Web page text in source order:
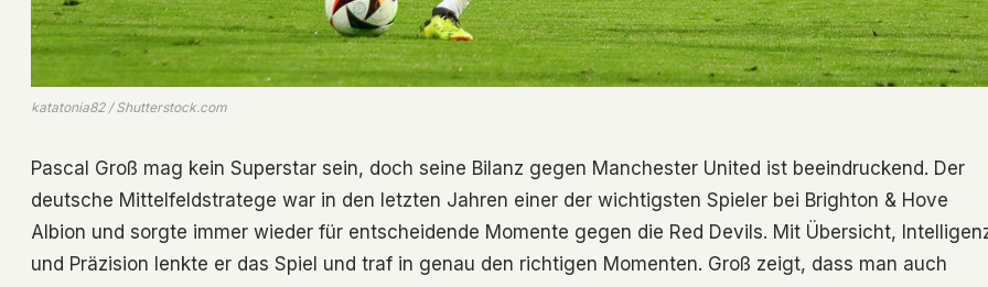
katatonia82 / Shutterstock.com
Pascal Groß mag kein Superstar sein, doch seine Bilanz gegen Manchester United ist beeindruckend. Der
deutsche Mittelfeldstratege war in den letzten Jahren einer der wichtigsten Spieler bei Brighton & Hove
Albion und sorgte immer wieder für entscheidende Momente gegen die Red Devils. Mit Übersicht,
und Präzision lenkte er das Spiel und traf in genau den richtigen Momenten. Groß zeigt, dass man auch